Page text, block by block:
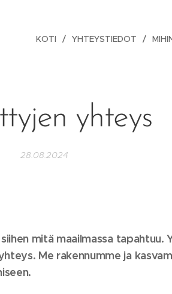
KOTI YHTEYSTIEDOT
yhteys
28.08.2024
mitä maailmassa tapahtuu.
Me rakennumme ja